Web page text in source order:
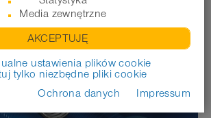
Media zewnętrzne
AKCEPTUJĘ
ustawienia plików cookie
tylko niezbędne pliki cookie
Ochrona danych
Impressum